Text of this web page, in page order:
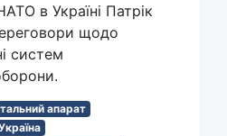
в Україні Патрік
щодо
систем
апарат